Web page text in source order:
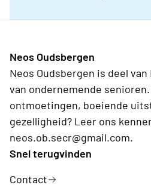
Neos Oudsbergen
Neos Oudsbergen is deel
van ondernemende
ontmoetingen, boeiende
gezelligheid? Leer ons
neos.ob.secr@gmail.com.
Snel terugvinden
Contact